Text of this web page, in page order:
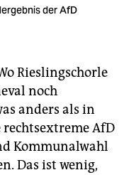
der AfD
Rieslingschorle
noch
anders als in
AfD
Kommunalwahl
Das ist wenig,